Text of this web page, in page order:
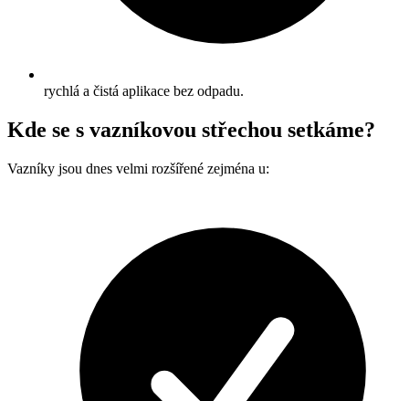
rychlá a čistá aplikace bez odpadu.
Kde se s vazníkovou střechou setkáme?
Vazníky jsou dnes velmi rozšířené zejména u: